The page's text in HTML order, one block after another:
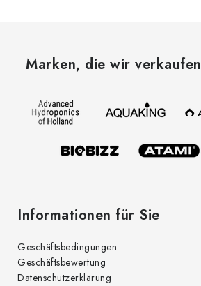
Marken, die wir verkaufen
Informationen für Sie
Geschäftsbedingungen
Geschäftsbewertung
Datenschutzerklärung